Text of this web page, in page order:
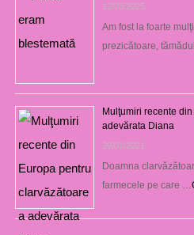
12/03/2025
Am fost la foarte
prezicătoare,
Mulţumiri recente
adevărata Diana
29/01/2021
Doamna
farmecele pe care …